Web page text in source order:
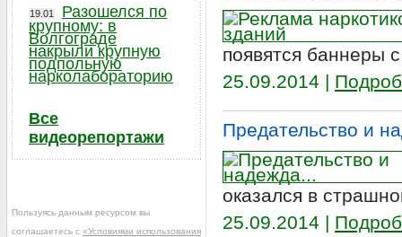
появятся баннеры
25.09.2014 |
Предательство и
оказался в
25.09.2014 |
19.01
Разошелся по
крупному: в
Волгограде
накрыли крупную
подпольную
нарколабораторию
Все
видеорепортажи
Пользуясь данным ресурсом вы
соглашаетесь с «Условиями использования